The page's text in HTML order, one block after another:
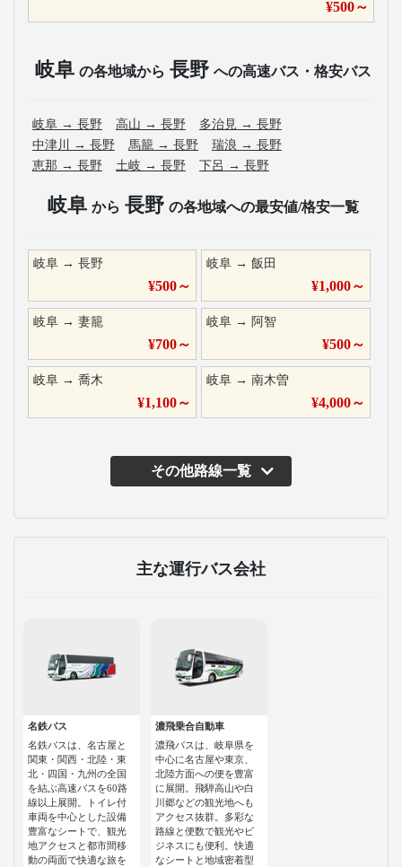
¥500～
岐阜 の各地域から 長野 への高速バス・格安バス
岐阜 → 長野 高山 → 長野 多治見 → 長野
中津川
→ 長野 馬籠 → 長野 瑞浪 → 長野
恵那 → 長野 土岐 → 長野 下呂 → 長野
岐阜 から 長野 の各地域への最安値/格安一覧
岐阜 → 長野
¥500～
岐阜 →飯田
¥1,000～
岐阜 → 妻籠
¥700～
岐阜 → 阿智
¥500～
岐阜 → 喬木
¥1,100～
岐阜 →南木曽
¥4,000～
その他路線一覧
主な運行バス会社
名鉄バス
名鉄バスは、名古屋と
関東・関西・北陸・東
北・四国・九州の全国
を結ぶ高速バスを60路
線以上展開。トイレ付
車両を中心とした設備
豊富なシートで、観光
地アクセスと都市間移
動の両面で快適な旅を
濃飛乗合自動車
濃飛バスは、岐阜県を
中心に名古屋や東京、
北陸方面への便を豊富
に展開。飛騨高山や白
川郷などの観光地へも
アクセス抜群。多彩な
路線と便数で観光やビ
ジネスにも便利。快適
なシートと地域密着型